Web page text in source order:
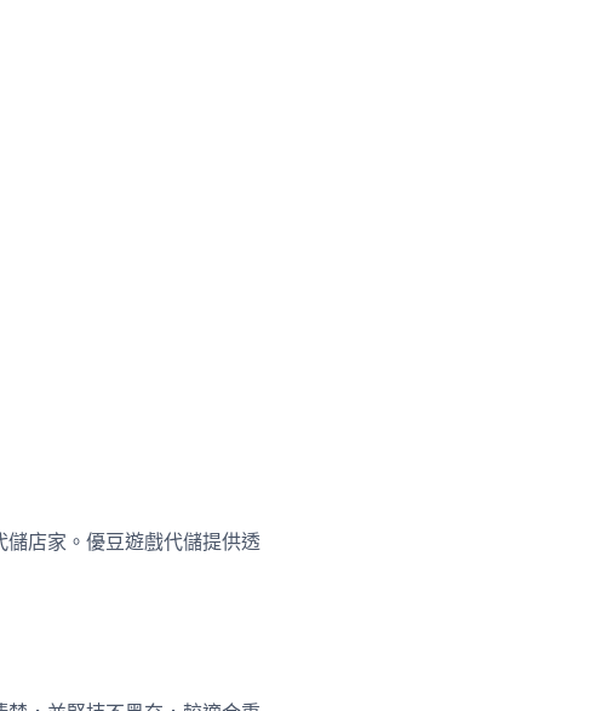
店家。優豆遊戲代儲提供透